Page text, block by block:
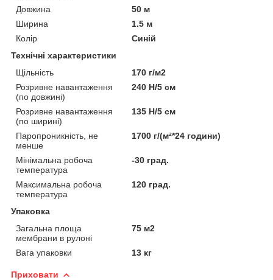
Довжина
50 м
Ширина
1.5 м
Колір
Синій
Технічні характеристики
Щільність
170 г/м2
Розривне навантаження
(по довжині)
240 Н/5 см
Розривне навантаження
(по ширині)
135 Н/5 см
Паропроникність, не
менше
1700 г/(м²*24 години)
Мінімальна робоча
температура
-30 град.
Максимальна робоча
температура
120 град.
Упаковка
Загальна площа
мембрани в рулоні
75 м2
Вага упаковки 13 кг
Приховати